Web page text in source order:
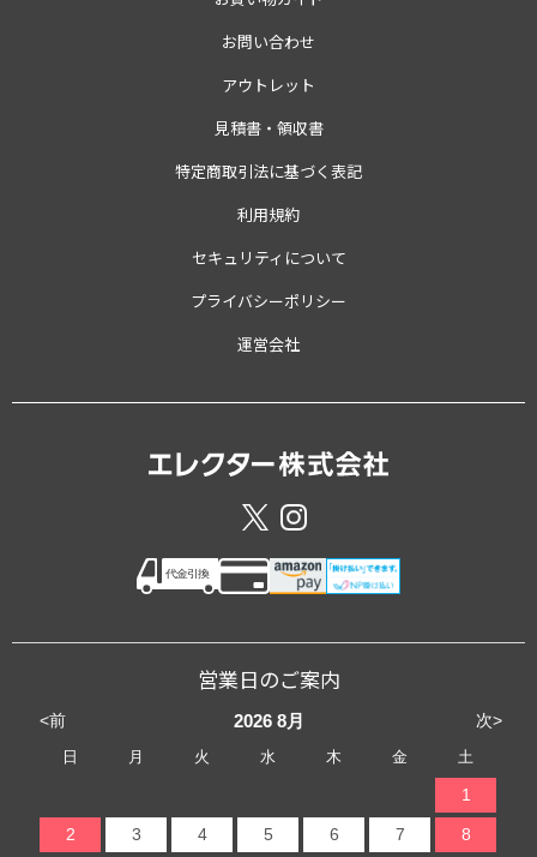
お問い合わせ
アウトレット
見積書・領収書
特定商取引法に基づく表記
利用規約
セキュリティについて
プライバシーポリシー
運営会社
営業日のご案内
<前 次>
2026 8月
日 月 火 水 木 金 土
1
2 3 4 5 6 7 8